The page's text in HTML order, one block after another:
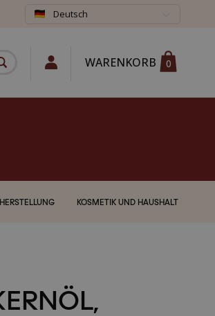
Deutsch
WARENKORB 0
KOSMETIK UND HAUSHALT